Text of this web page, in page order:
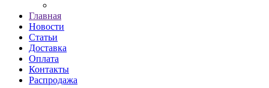
Главная
Новости
Статьи
Доставка
Оплата
Контакты
Распродажа